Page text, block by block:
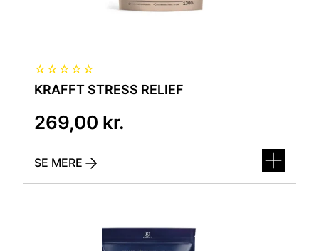
☆ ☆ ☆ ☆ ☆
KRAFFT STRESS RELIEF
269,00 kr.
SE MERE